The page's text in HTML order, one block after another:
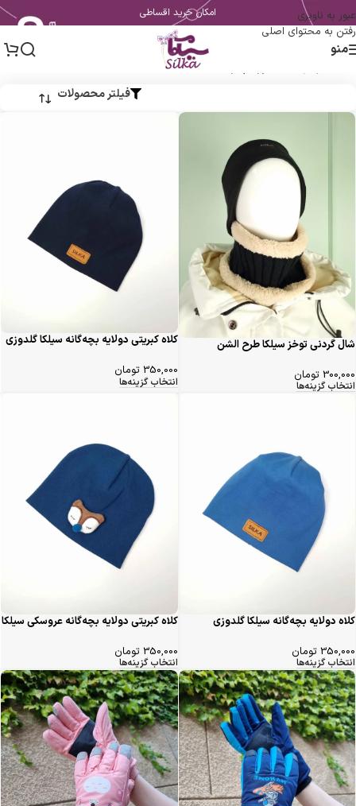
عبور به ناوبری
رفتن به محتوای اصلی
امکان خرید اقساطی
منو
فیلتر محصولات
شال گردنی توخز سیلکا طرح الشن
300,000 تومان
انتخاب گزینه‌ها
کلاه کبریتی دولایه بچه‌گانه سیلکا گلدوزی
350,000 تومان
انتخاب گزینه‌ها
کلاه دولایه بچه‌گانه سیلکا گلدوزی
350,000 تومان
انتخاب گزینه‌ها
کلاه کبریتی دولایه بچه‌گانه عروسکی سیلکا
350,000 تومان
انتخاب گزینه‌ها